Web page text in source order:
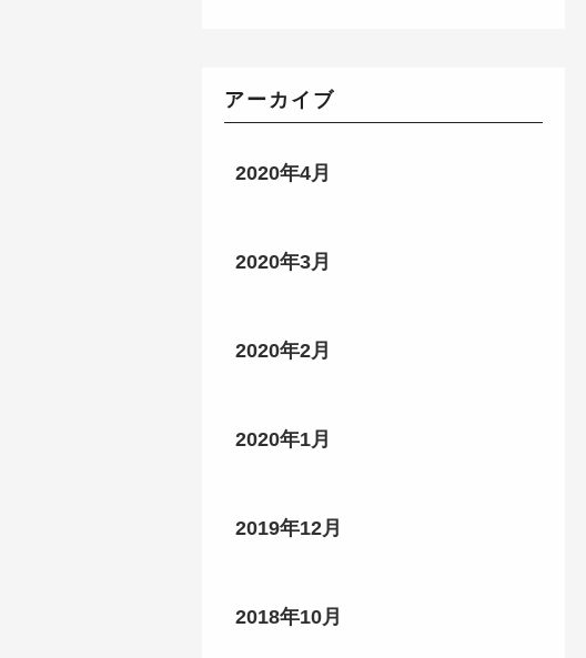
アーカイブ
2020年4月
2020年3月
2020年2月
2020年1月
2019年12月
2018年10月